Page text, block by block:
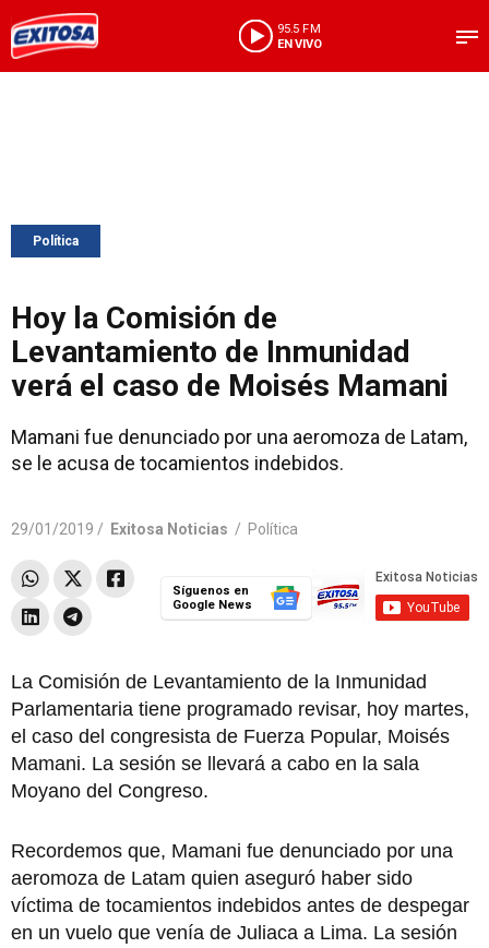
95.5 FM
EN VIVO
Política
Hoy la Comisión de
Levantamiento de Inmunidad
verá el caso de Moisés Mamani
Mamani fue denunciado por una aeromoza de Latam,
se le acusa de tocamientos indebidos.
29/01/2019 / Exitosa Noticias / Política
Síguenos en
Google News
La Comisión de Levantamiento de la Inmunidad
Parlamentaria tiene programado revisar, hoy martes,
el caso del congresista de Fuerza Popular, Moisés
Mamani. La sesión se llevará a cabo en la sala
Moyano del Congreso.
Recordemos que, Mamani fue denunciado por una
aeromoza de Latam quien aseguró haber sido
víctima de tocamientos indebidos antes de despegar
en un vuelo que venía de Juliaca a Lima. La sesión